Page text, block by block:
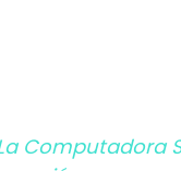
Computadora